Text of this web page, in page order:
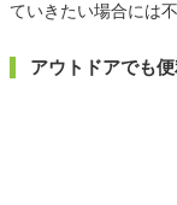
ていきたい場合には不
アウトドアでも